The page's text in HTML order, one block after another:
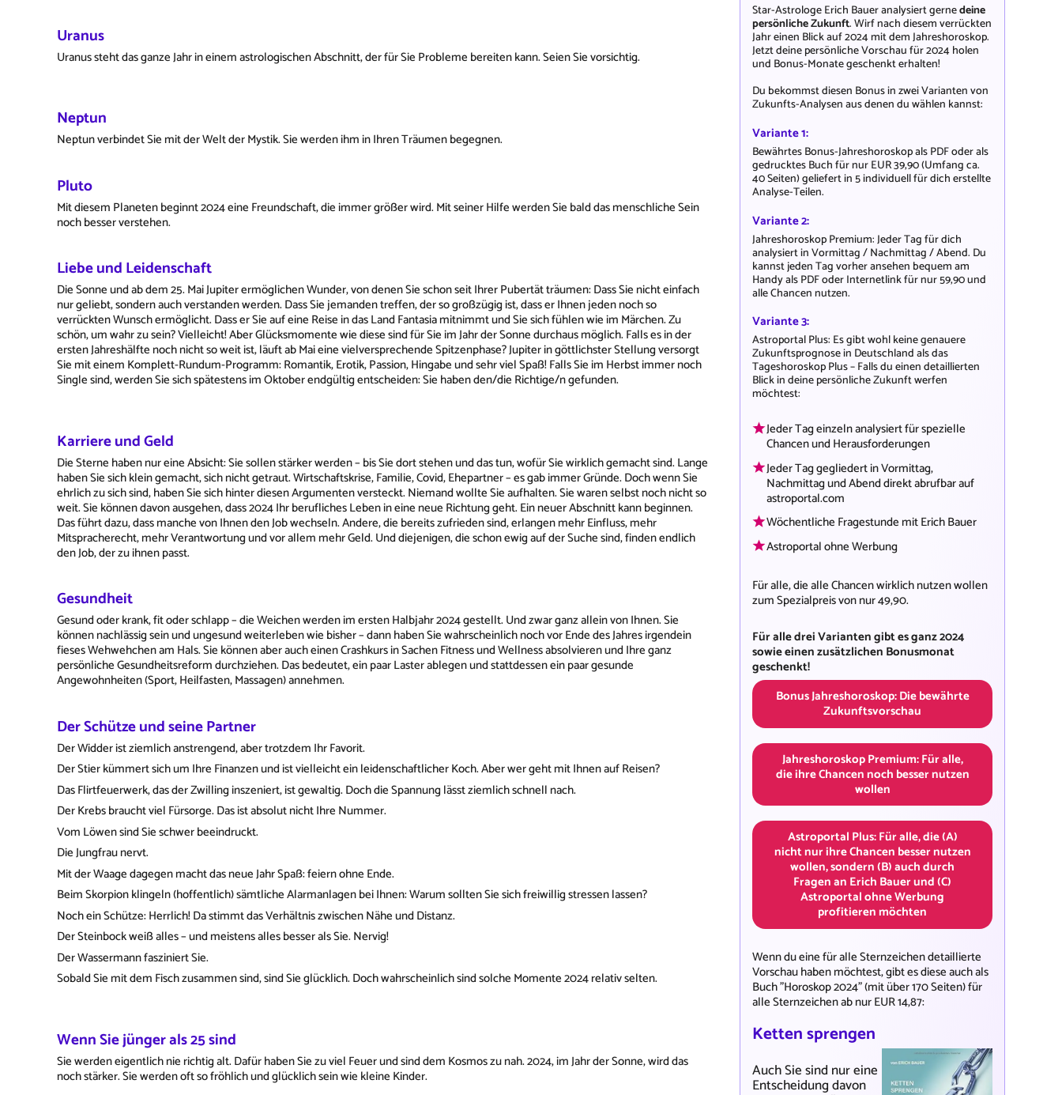
Uranus
Uranus steht das ganze Jahr in einem astrologischen Abschnitt, der für Sie Probleme bereiten kann. Seien Sie vorsichtig.
Neptun
Neptun verbindet Sie mit der Welt der Mystik. Sie werden ihm in Ihren Träumen begegnen.
Pluto
Mit diesem Planeten beginnt 2024 eine Freundschaft, die immer größer wird. Mit seiner Hilfe werden Sie bald das menschliche Sein
noch besser verstehen.
Liebe und Leidenschaft
Die Sonne und ab dem 25. Mai Jupiter ermöglichen Wunder, von denen Sie schon seit Ihrer Pubertät träumen: Dass Sie nicht einfach
nur geliebt, sondern auch verstanden werden. Dass Sie jemanden treffen, der so großzügig ist, dass er Ihnen jeden noch so
verrückten Wunsch ermöglicht. Dass er Sie auf eine Reise in das Land Fantasia mitnimmt und Sie sich fühlen wie im Märchen. Zu
schön, um wahr zu sein? Vielleicht! Aber Glücksmomente wie diese sind für Sie im Jahr der Sonne durchaus möglich. Falls es in der
ersten Jahreshälfte noch nicht so weit ist, läuft ab Mai eine vielversprechende Spitzenphase? Jupiter in göttlichster Stellung versorgt
Sie mit einem Komplett-Rundum-Programm: Romantik, Erotik, Passion, Hingabe und sehr viel Spaß! Falls Sie im Herbst immer noch
Single sind, werden Sie sich spätestens im Oktober endgültig entscheiden: Sie haben den/die Richtige/n gefunden.
Karriere und Geld
Die Sterne haben nur eine Absicht: Sie sollen stärker werden – bis Sie dort stehen und das tun, wofür Sie wirklich gemacht sind. Lange
haben Sie sich klein gemacht, sich nicht getraut. Wirtschaftskrise, Familie, Covid, Ehepartner – es gab immer Gründe. Doch wenn Sie
ehrlich zu sich sind, haben Sie sich hinter diesen Argumenten versteckt. Niemand wollte Sie aufhalten. Sie waren selbst noch nicht so
weit. Sie können davon ausgehen, dass 2024 Ihr berufliches Leben in eine neue Richtung geht. Ein neuer Abschnitt kann beginnen.
Das führt dazu, dass manche von Ihnen den Job wechseln. Andere, die bereits zufrieden sind, erlangen mehr Einfluss, mehr
Mitspracherecht, mehr Verantwortung und vor allem mehr Geld. Und diejenigen, die schon ewig auf der Suche sind, finden endlich
den Job, der zu ihnen passt.
Gesundheit
Gesund oder krank, fit oder schlapp – die Weichen werden im ersten Halbjahr 2024 gestellt. Und zwar ganz allein von Ihnen. Sie
können nachlässig sein und ungesund weiterleben wie bisher – dann haben Sie wahrscheinlich noch vor Ende des Jahres irgendein
fieses Wehwehchen am Hals. Sie können aber auch einen Crashkurs in Sachen Fitness und Wellness absolvieren und Ihre ganz
persönliche Gesundheitsreform durchziehen. Das bedeutet, ein paar Laster ablegen und stattdessen ein paar gesunde
Angewohnheiten (Sport, Heilfasten, Massagen) annehmen.
Der Schütze und seine Partner
Der Widder ist ziemlich anstrengend, aber trotzdem Ihr Favorit.
Der Stier kümmert sich um Ihre Finanzen und ist vielleicht ein leidenschaftlicher Koch. Aber wer geht mit Ihnen auf Reisen?
Das Flirtfeuerwerk, das der Zwilling inszeniert, ist gewaltig. Doch die Spannung lässt ziemlich schnell nach.
Der Krebs braucht viel Fürsorge. Das ist absolut nicht Ihre Nummer.
Vom Löwen sind Sie schwer beeindruckt.
Die Jungfrau nervt.
Mit der Waage dagegen macht das neue Jahr Spaß: feiern ohne Ende.
Beim Skorpion klingeln (hoffentlich) sämtliche Alarmanlagen bei Ihnen: Warum sollten Sie sich freiwillig stressen lassen?
Noch ein Schütze: Herrlich! Da stimmt das Verhältnis zwischen Nähe und Distanz.
Der Steinbock weiß alles – und meistens alles besser als Sie. Nervig!
Der Wassermann fasziniert Sie.
Sobald Sie mit dem Fisch zusammen sind, sind Sie glücklich. Doch wahrscheinlich sind solche Momente 2024 relativ selten.
Wenn Sie jünger als 25 sind
Sie werden eigentlich nie richtig alt. Dafür haben Sie zu viel Feuer und sind dem Kosmos zu nah. 2024, im Jahr der Sonne, wird das
noch stärker. Sie werden oft so fröhlich und glücklich sein wie kleine Kinder.
Star-Astrologe Erich Bauer analysiert gernedeine
persönliche Zukunft. Wirf nach diesem verrückten
Jahr einen Blick auf 2024 mit dem Jahreshoroskop.
Jetzt deine persönliche Vorschau für 2024 holen
und Bonus-Monate geschenkt erhalten!
Du bekommst diesen Bonus in zwei Varianten von
Zukunfts-Analysen aus denen du wählen kannst:
Variante 1:
Bewährtes Bonus-Jahreshoroskop als PDF oder als
gedrucktes Buch für nur EUR 39,90 (Umfang ca.
40 Seiten) geliefert in 5 individuell für dich erstellte
Analyse-Teilen.
Variante 2:
Jahreshoroskop Premium: Jeder Tag für dich
analysiert in Vormittag / Nachmittag / Abend. Du
kannst jeden Tag vorher ansehen bequem am
Handy als PDF oder Internetlink für nur 59,90 und
alle Chancen nutzen.
Variante 3:
Astroportal Plus: Es gibt wohl keine genauere
Zukunftsprognose in Deutschland als das
Tageshoroskop Plus – Falls du einen detaillierten
Blick in deine persönliche Zukunft werfen
möchtest:
Jeder Tag einzeln analysiert für spezielle
Chancen und Herausforderungen
Jeder Tag gegliedert in Vormittag,
Nachmittag und Abend direkt abrufbar auf
astroportal.com
Wöchentliche Fragestunde mit Erich Bauer
Astroportal ohne Werbung
Für alle, die alle Chancen wirklich nutzen wollen
zum Spezialpreis von nur 49,90.
Für alle drei Varianten gibt es ganz 2024
sowie einen zusätzlichen Bonusmonat
geschenkt!
Bonus Jahreshoroskop: Die bewährte
Zukunftsvorschau
Jahreshoroskop Premium: Für alle,
die ihre Chancen noch besser nutzen
wollen
Astroportal Plus: Für alle, die (A)
nicht nur ihre Chancen besser nutzen
wollen, sondern (B) auch durch
Fragen an Erich Bauer und (C)
Astroportal ohne Werbung
profitieren möchten
Wenn du eine für alle Sternzeichen detaillierte
Vorschau haben möchtest, gibt es diese auch als
Buch "Horoskop 2024" (mit über 170 Seiten) für
alle Sternzeichen ab nur EUR 14,87:
Ketten sprengen
Auch Sie sind nur eine
Entscheidung davon